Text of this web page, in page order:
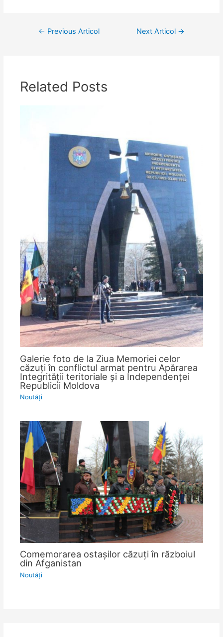
Navigare
← Previous Articol Next Articol →
Related Posts
Galerie foto de la Ziua Memoriei celor
căzuţi în conflictul armat pentru Apărarea
Integrităţii teritoriale şi a Independenţei
Republicii Moldova
Noutăţi
Comemorarea ostașilor căzuți în războiul
din Afganistan
Noutăţi